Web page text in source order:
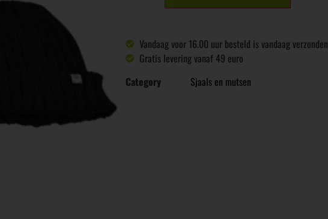
Vandaag voor 16.00 uur besteld is vandaag verzonden
Gratis levering vanaf 49 euro
Category
Sjaals en mutsen